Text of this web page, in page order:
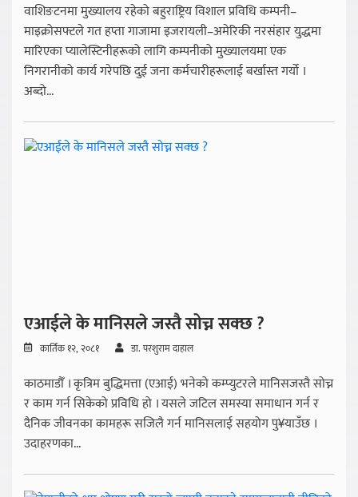
वाशिङटनमा मुख्यालय रहेको बहुराष्ट्रिय विशाल प्रविधि कम्पनी–
माइक्रोसफ्टले गत हप्ता गाजामा इजरायली–अमेरिकी नरसंहार युद्धमा
मारिएका प्यालेस्टिनीहरूको लागि कम्पनीको मुख्यालयमा एक
निगरानीको कार्य गरेपछि दुई जना कर्मचारीहरूलाई बर्खास्त गर्यो ।
अब्दो...
एआईले के मानिसले जस्तै सोच्न सक्छ ?
कार्तिक १२, २०८१ डा. परशुराम दाहाल
काठमाडौँ । कृत्रिम बुद्धिमत्ता (एआई) भनेको कम्प्युटरले मानिसजस्तै सोच्न
र काम गर्न सिकेको प्रविधि हो । यसले जटिल समस्या समाधान गर्न र
दैनिक जीवनका कामहरू सजिलै गर्न मानिसलाई सहयोग पु¥याउँछ ।
उदाहरणका...